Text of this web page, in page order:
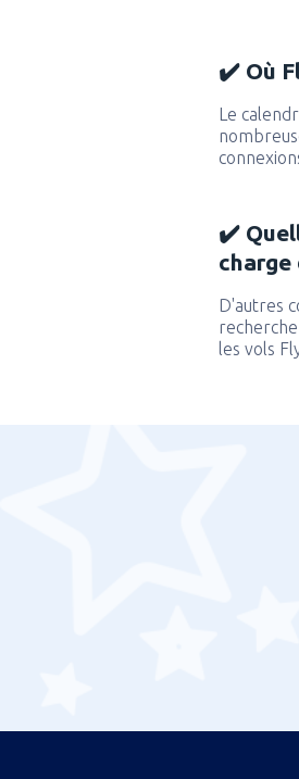
✔️ Où
Le
✔️
charge
D'autres
les vols